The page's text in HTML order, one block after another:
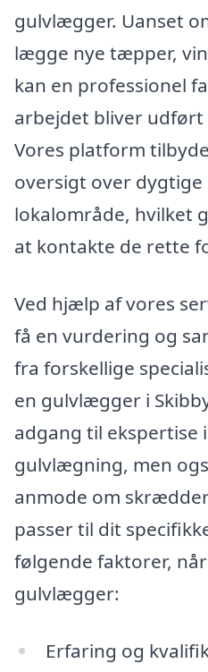
gulvlægger. Uanset
lægge nye tæpper,
kan en professionel
arbejdet bliver
Vores platform
oversigt over
lokalområde, hvilket
at kontakte de rette
Ved hjælp af vores
få en vurdering og
fra forskellige
en gulvlægger i
adgang til ekspertise
gulvlægning, men
anmode om
passer til dit
følgende faktorer,
gulvlægger:
Erfaring og